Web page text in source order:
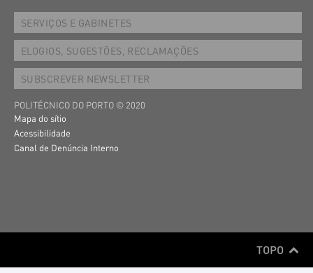
SERVIÇOS E GABINETES
ELOGIOS, SUGESTÕES, RECLAMAÇÕES
SUBSCREVER NEWSLETTER
POLITÉCNICO DO PORTO © 2020
Mapa do sítio
Acessibilidade
Canal de Denúncia Interno
TOPO